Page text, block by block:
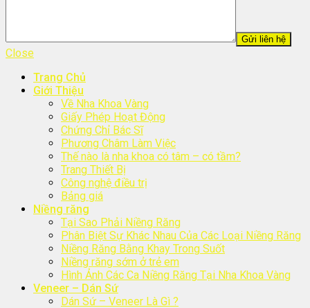
Close
Trang Chủ
Giới Thiệu
Về Nha Khoa Vàng
Giấy Phép Hoạt Động
Chứng Chỉ Bác Sĩ
Phương Châm Làm Việc
Thế nào là nha khoa có tâm – có tầm?
Trang Thiết Bị
Công nghệ điều trị
Bảng giá
Niềng răng
Tại Sao Phải Niềng Răng
Phân Biệt Sự Khác Nhau Của Các Loại Niềng Răng
Niềng Răng Bằng Khay Trong Suốt
Niềng răng sớm ở trẻ em
Hình Ảnh Các Ca Niềng Răng Tại Nha Khoa Vàng
Veneer – Dán Sứ
Dán Sứ – Veneer Là Gì ?